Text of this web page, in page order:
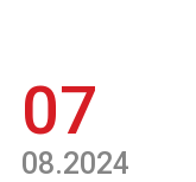
07
08.2024